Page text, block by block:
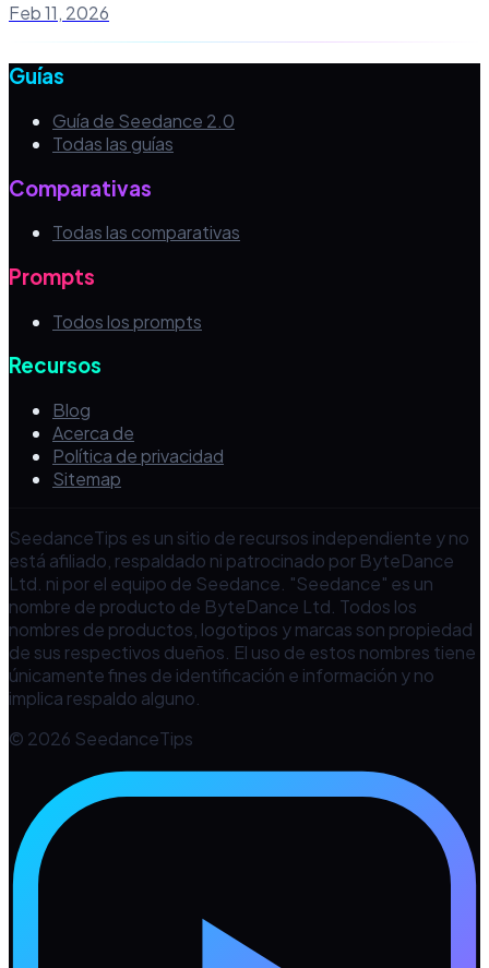
Feb 11, 2026
Guías
Guía de Seedance 2.0
Todas las guías
Comparativas
Todas las comparativas
Prompts
Todos los prompts
Recursos
Blog
Acerca de
Política de privacidad
Sitemap
SeedanceTips es un sitio de recursos independiente y no
está afiliado, respaldado ni patrocinado por ByteDance
Ltd. ni por el equipo de Seedance. "Seedance" es un
nombre de producto de ByteDance Ltd. Todos los
nombres de productos, logotipos y marcas son propiedad
de sus respectivos dueños. El uso de estos nombres tiene
únicamente fines de identificación e información y no
implica respaldo alguno.
© 2026 SeedanceTips